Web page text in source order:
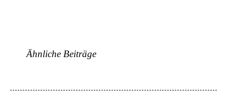
Ähnliche Beiträge